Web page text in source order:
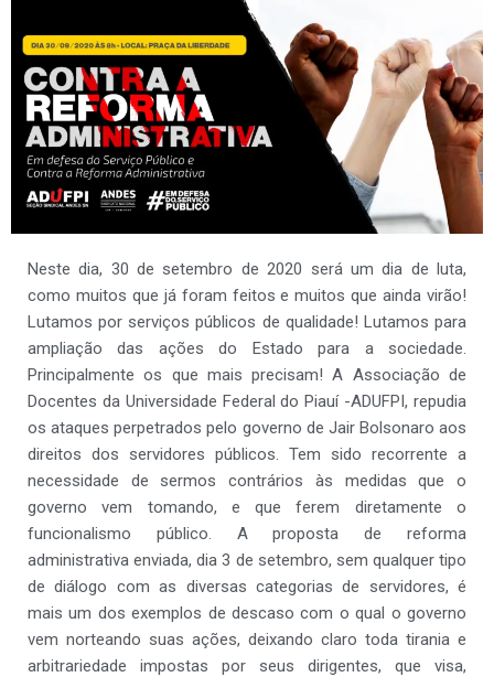
Neste dia, 30 de setembro de 2020 será um dia de luta,
como muitos que já foram feitos e muitos que ainda virão!
Lutamos por serviços públicos de qualidade! Lutamos para
ampliação das ações do Estado para a sociedade.
Principalmente os que mais precisam! A Associação de
Docentes da Universidade Federal do Piauí -ADUFPI, repudia
os ataques perpetrados pelo governo de Jair Bolsonaro aos
direitos dos servidores públicos. Tem sido recorrente a
necessidade de sermos contrários às medidas que o
governo vem tomando, e que ferem diretamente o
funcionalismo público. A proposta de reforma
administrativa enviada, dia 3 de setembro, sem qualquer tipo
de diálogo com as diversas categorias de servidores, é
mais um dos exemplos de descaso com o qual o governo
vem norteando suas ações, deixando claro toda tirania e
arbitrariedade impostas por seus dirigentes, que visa,